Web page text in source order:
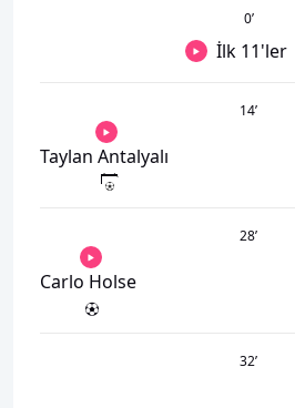
0’
İlk 11'ler
14’
Taylan Antalyalı
28’
Carlo Holse
32’